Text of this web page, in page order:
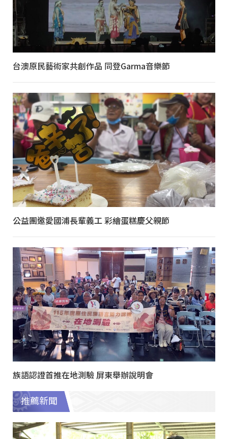
台澳原民藝術家共創作品 同登Garma音樂節
公益團邀愛國浦長輩義工 彩繪蛋糕慶父親節
族語認證首推在地測驗 屏東舉辦說明會
推薦新聞